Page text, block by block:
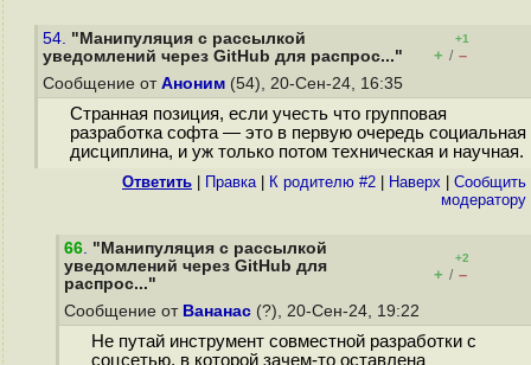
54. "Манипуляция с рассылкой
уведомлений через GitHub для распрос..."
+1
+ / –
Сообщение от Аноним (54), 20-Сен-24, 16:35
Странная позиция, если учесть что групповая
разработка софта — это в первую очередь социальная
дисциплина, и уж только потом техническая и научная.
Ответить Правка| К родителю #2 Наверх
Cообщить
модератору
66. "Манипуляция с рассылкой
уведомлений через GitHub для
распрос..."
+2
+ / –
Сообщение от Вананас (?), 20-Сен-24, 19:22
Не путай инструмент совместной разработки с
соцсетью, в которой зачем-то оставлена